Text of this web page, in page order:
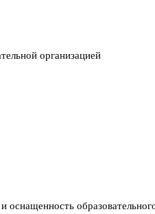
организацией
оснащенность